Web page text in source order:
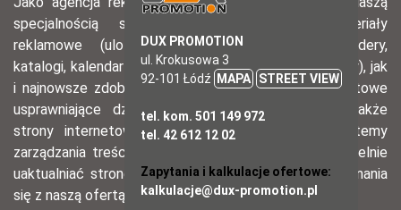
DUX PROMOTION
ul. Krokusowa 3
92-101 Łódź
MAPA STREET VIEW
tel. kom. 501 149 972
tel. 42 612 12 02
Zapytania i kalkulacje ofertowe:
kalkulacje@dux-promotion.pl